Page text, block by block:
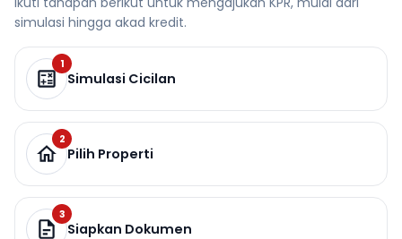
simulasi hingga akad kredit.
1
Simulasi Cicilan
2
Pilih Properti
3
Siapkan Dokumen